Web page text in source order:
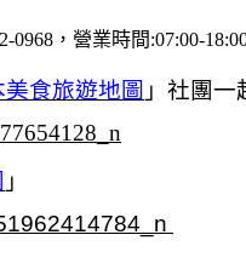
0968，營業時間:07:00-
美食旅遊地圖 」社團
」